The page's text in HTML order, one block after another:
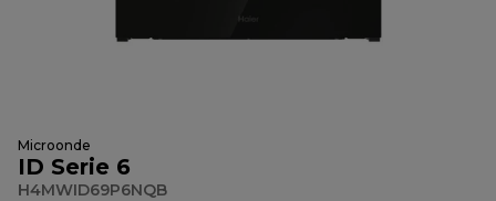
Microonde
ID Serie 6
H4MWID69P6NQB